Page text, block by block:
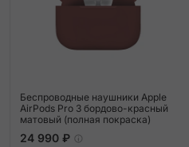
Беспроводные наушники Apple
AirPods Pro 3 бордово-красный
матовый (полная покраска)
24 990 ₽